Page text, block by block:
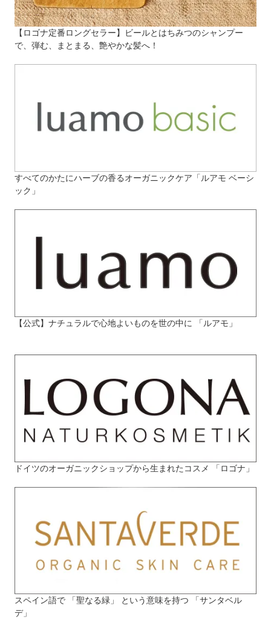
【ロゴナ定番ロングセラー】ビールとはちみつのシャンプー
で、弾む、まとまる、艶やかな髪へ！
すべてのかたにハーブの香るオーガニックケア「ルアモ ベーシ
ック」
【公式】ナチュラルで心地よいものを世の中に 「ルアモ」
ドイツのオーガニックショップから生まれたコスメ 「ロゴナ」
スペイン語で 「聖なる緑」 という意味を持つ 「サンタベル
デ」